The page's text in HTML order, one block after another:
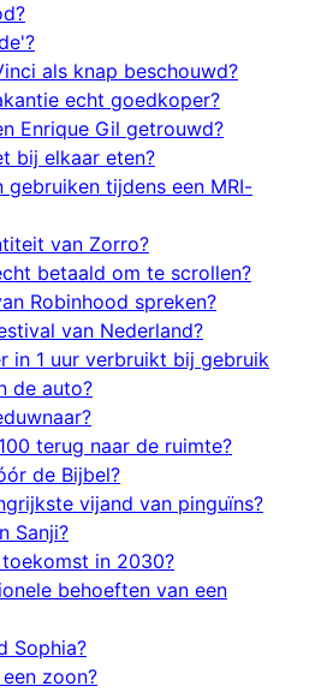
als knap beschouwd?
echt goedkoper?
Enrique Gil getrouwd?
bij elkaar eten?
tijdens een MRI-
van Zorro?
betaald om te scrollen?
Robinhood spreken?
van Nederland?
in 1 uur verbruikt bij gebruik
de auto?
terug naar de ruimte?
de Bijbel?
vijand van pinguïns?
Sanji?
in 2030?
behoeften van een
Sophia?
zoon?